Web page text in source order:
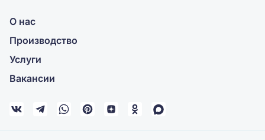
О нас
Производство
Услуги
Вакансии